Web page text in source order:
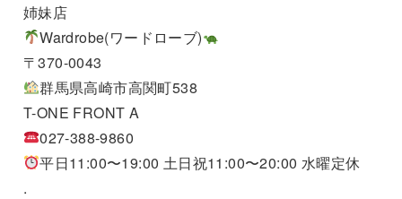
姉妹店
Wardrobe(ワードローブ)
〒370-0043
群馬県高崎市高関町538
T-ONE FRONT A
027-388-9860
平日11:00〜19:00 土日祝11:00〜20:00 水曜定休
.